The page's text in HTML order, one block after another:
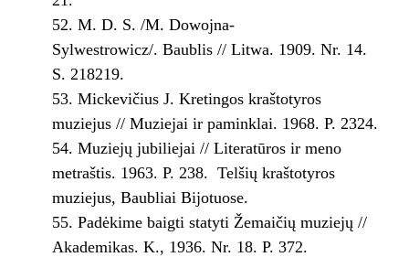
M. D. S. /M. Dowojna­
Sylwestrowicz/. Baublis // Litwa. 1909. Nr. 14.
S. 218­219.
Mickevičius J. Kretingos kraštotyros
muziejus // Muziejai ir paminklai. 1968. P. 23­24.
Muziejų jubiliejai // Literatūros ir meno
metraštis. 1963. P. 238. ­ Telšių kraštotyros
muziejus, Baubliai Bijotuose.
Padėkime baigti statyti Žemaičių muziejų //
Akademikas. K., 1936. Nr. 18. P. 372.